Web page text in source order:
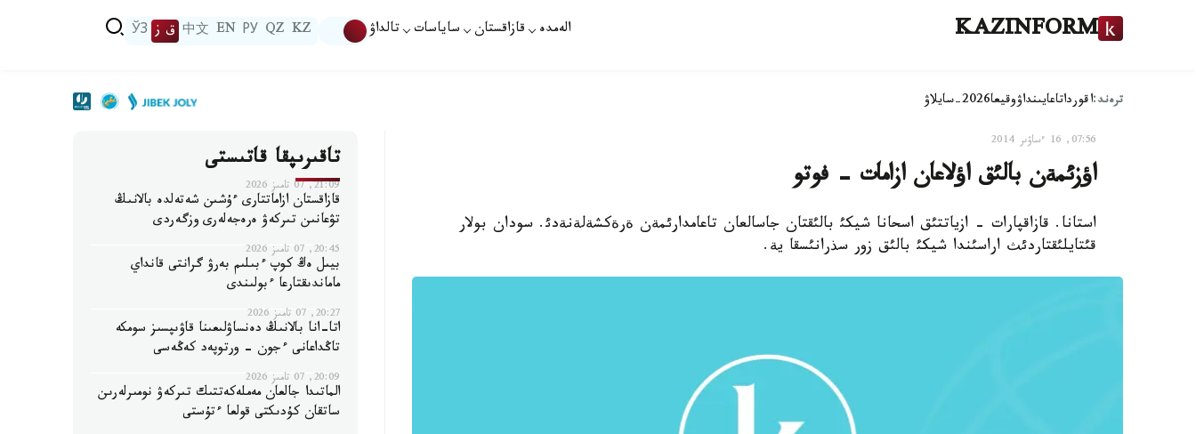
KAZINFORM الەمدە قازاقستان ساياسات تالداۋ KZ
QZ
РУ
EN
中文 ق ز ЎЗ
ترەند:اقورداتاعايىنداۋوقيعا2026-سايلاۋ
07:56, 16 ءساۋىر 2014
اؤزئمةن بالئق اؤلاعان ازامات - فوتو
استانا. قازاقپارات - ازياتتئق اسحانا شيكئ بالئقتان جاسالعان تاعامدارئمةن ةرةكشةلةنةدئ. سودان بولار
قئتايلئقتاردئث اراسئندا شيكئ بالئق زور سذرانئسقا ية.
تاقىرىپقا قاتىستى
21:09, 07 تامىز 2026
قازاقستان ازاماتتارى ءۇشىن شەتەلدە بالانىڭ
تۋعانىن تىركەۋ ەرەجەلەرى وزگەردى
20:45, 07 تامىز 2026
بيىل ەڭ كوپ ءبىلىم بەرۋ گرانتى قانداي
ماماندىقتارعا ءبولىندى
20:27, 07 تامىز 2026
اتا-انا بالانىڭ دەنساۋلىعىنا قاۋىپسىز سومكە
تاڭداعانى ءجون - ورتوپەد كەڭەسى
20:09, 07 تامىز 2026
الماتىدا جالعان مەملەكەتتىك تىركەۋ نومىرلەرىن
ساتقان كۇدىكتى قولعا ءتۇستى